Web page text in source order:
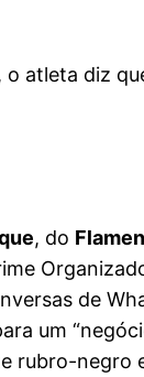
atleta diz
, do
de
um
rubro-negro